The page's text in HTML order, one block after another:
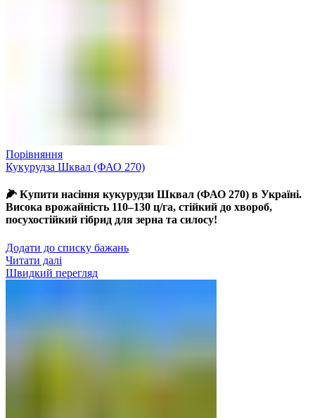
Порівняння
Кукурудза Шквал (ФАО 270)
🌽 Купити насіння кукурудзи Шквал (ФАО 270) в Україні.
Висока врожайність 110–130 ц/га, стійкий до хвороб,
посухостійкий гібрид для зерна та силосу!
Додати до списку бажань
Читати далі
Швидкий перегляд